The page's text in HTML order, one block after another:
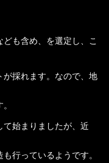
も含め、を選定し、こ
採れます。なので、地
始まりましたが、近
行っているようです。